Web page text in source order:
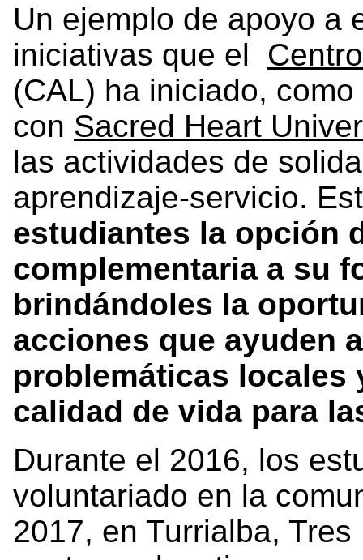
Un ejemplo de apoyo a
iniciativas que el
(CAL) ha iniciado,
con Sacred Heart
las actividades de
aprendizaje-servicio.
estudiantes la opción
complementaria a su
brindándoles la
acciones que ayuden
problemáticas locales
calidad de vida para
Durante el 2016, los
voluntariado en la
2017, en Turrialba,